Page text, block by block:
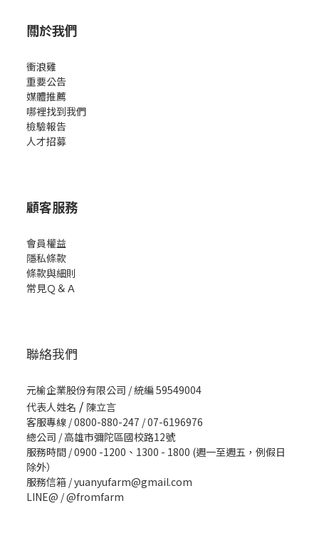
關於我們
衝浪雞
重要公告
媒體推薦
哪裡找到我們
檢驗報告
人才招募
顧客服務
會員權益
隱私條款
條款與細則
常見Ｑ＆Ａ
聯絡我們
元榆企業股份有限公司 / 統編 59549004
代表人姓名 / 陳立言
客服專線 / 0800-880-247 / 07-6196976
總公司 / 高雄市彌陀區國校路12號
服務時間 / 0900 -1200、1300 - 1800 (週一至週五，例假日
除外）
服務信箱 / yuanyufarm@gmail.com
LINE@ /@fromfarm